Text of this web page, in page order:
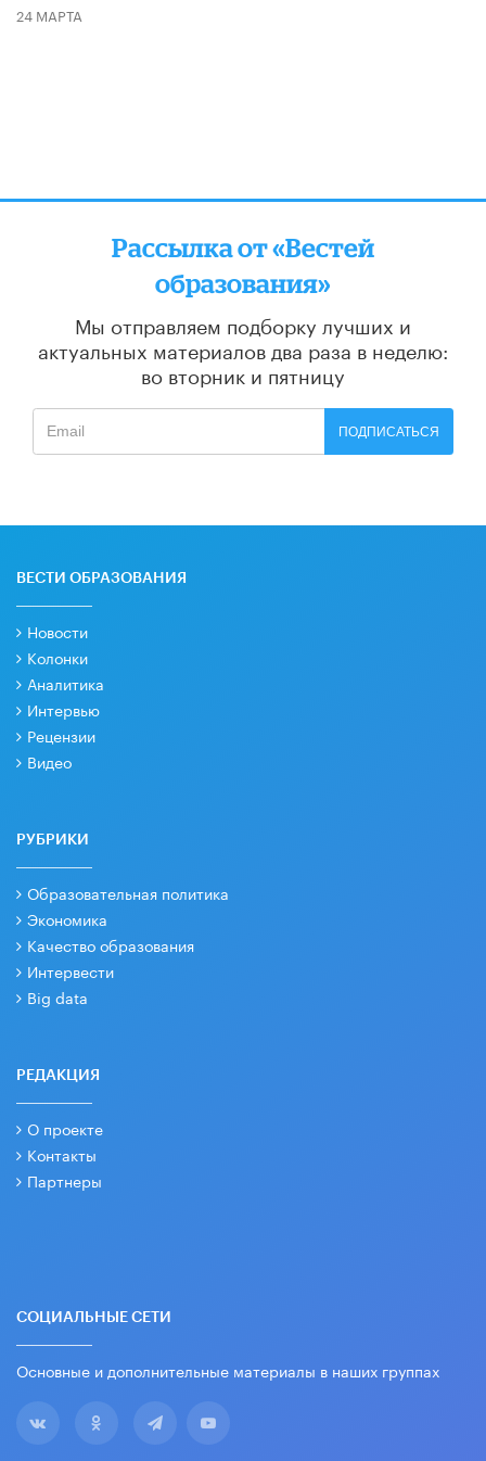
24 МАРТА
Рассылка от «Вестей
образования»
Мы отправляем подборку лучших и
актуальных материалов два раза в неделю:
во вторник и пятницу
ПОДПИСАТЬСЯ
ВЕСТИ ОБРАЗОВАНИЯ
Новости
Колонки
Аналитика
Интервью
Рецензии
Видео
РУБРИКИ
Образовательная политика
Экономика
Качество образования
Интервести
Big data
РЕДАКЦИЯ
О проекте
Контакты
Партнеры
СОЦИАЛЬНЫЕ СЕТИ
Основные и дополнительные материалы в наших группах